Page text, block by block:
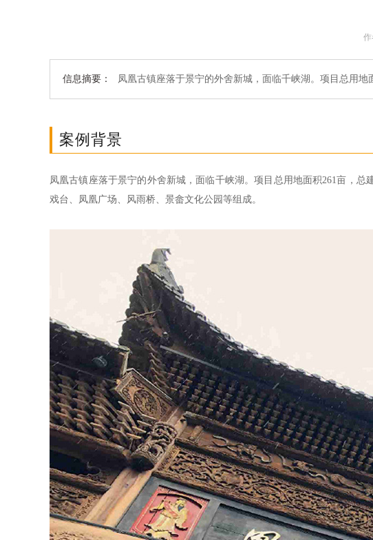
作
信息摘要： 凤凰古镇座落于景宁的外舍新城，面临千峡湖。项目总用
案例背景
凤凰古镇座落于景宁的外舍新城，面临千峡湖。项目总用地面积261亩，
戏台、凤凰广场、风雨桥、景畲文化公园等组成。